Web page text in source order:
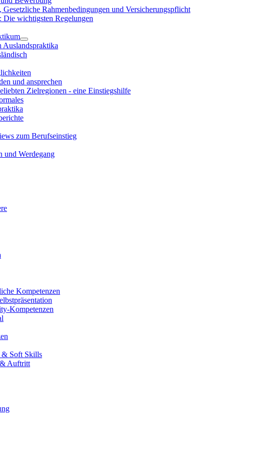
Gesetzliche Rahmenbedingungen und Versicherungspflicht
Die wichtigsten Regelungen
Auslandspraktika
und ansprechen
Zielregionen - eine Einstiegshilfe
zum Berufseinstieg
und Werdegang
Kompetenzen
Kompetenzen
& Soft Skills
Auftritt